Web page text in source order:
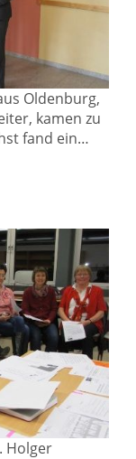
Oldenburg,
kamen zu
fand ein…
Holger